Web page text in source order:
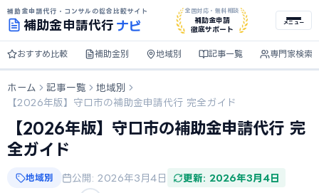
補助金申請代行・コンサルの総合比較サイト
補助金申請代行 ナビ
全国対応・無料相談
補助金申請
徹底サポート
メニュー
おすすめ比較 補助金別 地域別 記事一覧 専門家検索
ホーム 記事一覧
地域別
【2026年版】守口市の補助金申請代行 完全ガイド
【2026年版】守口市の補助金申請代行 完
全ガイド
地域別 公開: 2026年3月4日 更新: 2026年3月4日